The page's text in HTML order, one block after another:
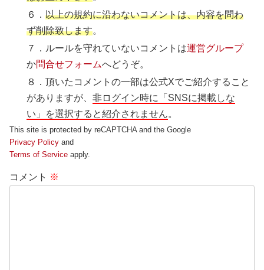
６．以上の規約に沿わないコメントは、内容を問わ
ず削除致します。
７．ルールを守れていないコメントは運営グループ
か問合せフォームへどうぞ。
８．頂いたコメントの一部は公式Xでご紹介すること
がありますが、非ログイン時に「SNSに掲載しな
い」を選択すると紹介されません。
This site is protected by reCAPTCHA and the Google
Privacy Policy and
Terms of Service apply.
コメント ※